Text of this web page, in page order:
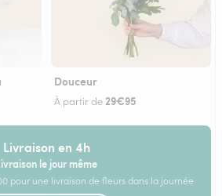
Douceur
À partir de 29€95
Livraison en 4h
le jour même
pour une livraison de fleurs dans la journée